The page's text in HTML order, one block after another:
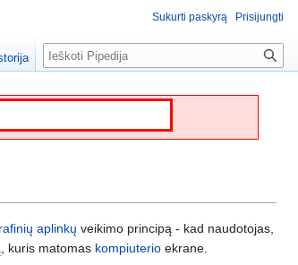
aplinkų veikimo principą - kad naudotojas,
kuris matomas kompiuterio ekrane.
Sukurti paskyrą Prisijungti
Paieška